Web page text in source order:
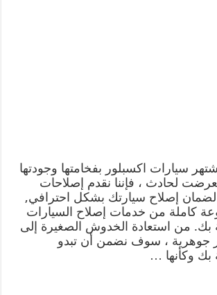
سيارات اكسبلور بفخامتها وجودتها
تعرضت لحادث ، فإننا نقدم إصلاحات
لضمان إصلاح سيارتك بشكل احترافي,
كاملة من خدمات إصلاح السيارات
بك. من استعادة الخدوش الصغيرة إلى
جوهرية ، سوف نضمن أن تبدو
بك وكأنها …